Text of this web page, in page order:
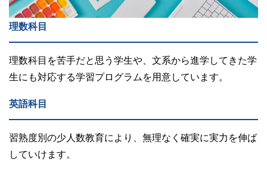
理数科目
理数科目を苦手だと思う学生や、文系から進学してきた学
生にも対応する学習プログラムを用意しています。
英語科目
習熟度別の少人数教育により、無理なく確実に実力を伸ば
していけます。